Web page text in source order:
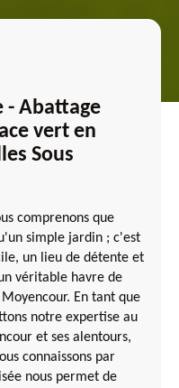
- Abattage
vert en
Sous
comprenons que
simple jardin ; c'est
un lieu de détente et
véritable havre de
En tant que
notre expertise au
et ses alentours,
connaissons par
nous permet de